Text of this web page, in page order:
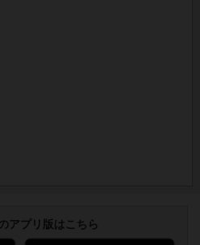
アプリ版はこちら